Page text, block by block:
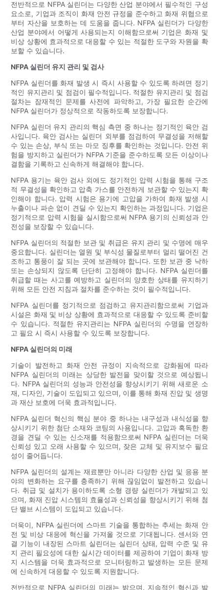
전반적으로 NFPA 실린더는 다양한 산업 분야에서 필수적인 구성
요소로, 기업과 조직이 화재 안전 규정을 준수하고 화재 위협으로
부터 자산을 보호하는 데 도움을 줍니다. NFPA 실린더가 다양한
산업 분야에서 어떻게 사용되는지 이해함으로써 기업은 화재 및
비상 상황에 효과적으로 대응할 수 있는 적절한 도구와 자원을 확
보할 수 있습니다.
NFPA 실린더 유지 관리 및 검사
NFPA 실린더를 화재 발생 시 즉시 사용할 수 있도록 하려면 정기
적인 유지관리 및 점검이 필수적입니다. 적절한 유지관리 및 점검
절차는 잠재적인 문제를 사전에 파악하고, 가장 필요한 순간에
NFPA 실린더가 정상적으로 작동하도록 보장합니다.
NFPA 실린더 유지 관리의 핵심 측면 중 하나는 정기적인 육안 검
사입니다. 육안 검사는 실린더 외부를 점검하여 무결성을 저해할
수 있는 손상, 부식 또는 마모 징후를 확인하는 것입니다. 안전 위
험을 방지하고 실린더가 NFPA 기준을 준수하도록 모든 이상이나
결함을 기록하고 신속하게 해결해야 합니다.
NFPA 용기는 육안 검사 외에도 정기적인 압력 시험을 통해 구조
적 무결성을 확인하고 압축 가스를 안전하게 보관할 수 있는지 확
인해야 합니다. 압력 시험은 용기에 고압을 가하여 화재 발생 시
누출이나 파손 없이 견딜 수 있는지 확인하는 과정입니다. 기업은
정기적으로 압력 시험을 실시함으로써 NFPA 용기의 신뢰성과 안
전성을 보장할 수 있습니다.
NFPA 실린더의 적절한 보관 및 취급은 유지 관리 및 수명에 매우
중요합니다. 실린더는 열원 및 부식성 물질로부터 멀리 떨어진 건
조하고 통풍이 잘 되는 곳에 보관해야 합니다. 또한 보관 중 낙하
또는 손상되지 않도록 단단히 고정해야 합니다. NFPA 실린더를
취급할 때는 사고를 예방하고 실린더의 양호한 상태를 유지하기
위해 모든 안전 지침과 절차를 준수하는 것이 필수적입니다.
NFPA 실린더를 정기적으로 점검하고 유지관리함으로써 기업과
시설은 화재 및 비상 상황에 효과적으로 대응할 수 있도록 준비할
수 있습니다. 적절한 유지관리는 NFPA 실린더의 수명을 연장하
고 필요 시 즉시 사용할 수 있도록 보장합니다.
NFPA 실린더의 미래
기술이 발전하고 화재 안전 규정이 지속적으로 강화됨에 따라
NFPA 실린더의 미래는 상당한 발전을 맞이할 것으로 예상됩니
다. NFPA 실린더의 성능과 안전성을 향상시키기 위해 새로운 소
재, 디자인, 기술이 도입되고 있으며, 이를 통해 화재 진압 및 생명
과 재산 보호에 더욱 효과적입니다.
NFPA 실린더 혁신의 핵심 분야 중 하나는 내구성과 내식성을 향
상시키기 위한 첨단 소재와 코팅의 사용입니다. 고압과 혹독한 환
경을 견딜 수 있는 신소재를 적용함으로써 NFPA 실린더는 더욱
신뢰성 있고 오래 사용할 수 있으며, 잦은 교체 및 유지보수 필요
성이 줄어듭니다.
NFPA 실린더의 설계는 재료뿐만 아니라 다양한 산업 및 응용 분
야의 변화하는 요구를 충족하기 위해 끊임없이 발전하고 있습니
다. 취급 및 설치가 용이하도록 소형 경량 실린더가 개발되고 있
으며, 화재 진압 시스템의 효율성과 신뢰성을 향상시키기 위해 첨
단 밸브 시스템이 도입되고 있습니다.
더욱이, NFPA 실린더에 스마트 기술을 통합하는 추세는 화재 안
전 및 비상 대응에 혁신을 가져올 것으로 기대됩니다. 센서와 연
결 기능이 내장된 스마트 실린더는 실린더 상태, 압력 수준 및 유
지 관리 필요성에 대한 실시간 데이터를 제공하여 기업이 화재 방
지 시스템을 더욱 효과적으로 모니터링하고 발생하는 모든 문제
에 신속하게 대응할 수 있도록 지원합니다.
전반적으로 NFPA 실린더의 미래는 밝으며, 지속적인 혁신과 발